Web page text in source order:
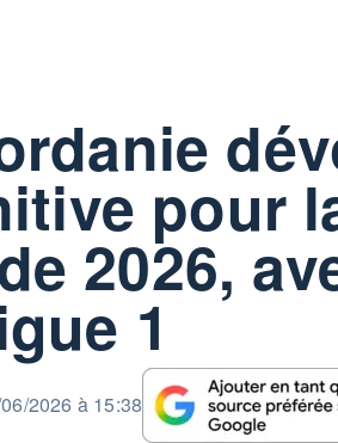
pour
2026,
1
par
2026 à 15:38